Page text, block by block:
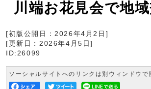
川端お花見会で地
[初版公開日：2026年4月2日 ]
[更新日： 2026年4月5日]
ID:26099
ソーシャルサイトへのリンクは別ウィンドウで